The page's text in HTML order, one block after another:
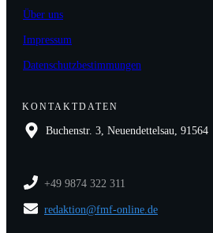
Über uns
Impressum
Datenschutzbestimmungen
KONTAKTDATEN
Buchenstr. 3, Neuendettelsau, 91564
+49 9874 322 311
redaktion@fmf-online.de